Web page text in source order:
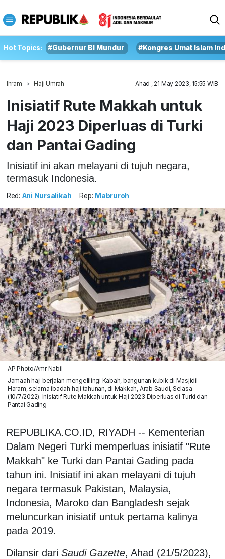
Hot Topics: #Gubernur BI Mundur #Kongres Umat Islam
Ihram Haji Umrah Ahad , 21 May 2023, 15:55 WIB
Inisiatif Rute Makkah untuk
Haji 2023 Diperluas di Turki
dan Pantai Gading
Inisiatif ini akan melayani di tujuh negara,
termasuk Indonesia.
Red: Ani Nursalikah Rep: Mabruroh
AP Photo/Amr Nabil
Jamaah haji berjalan mengelilingi Kabah, bangunan kubik di Masjidil
Haram, selama ibadah haji tahunan, di Makkah, Arab Saudi, Selasa
(10/7/2022). Inisiatif Rute Makkah untuk Haji 2023 Diperluas di Turki dan
Pantai Gading
REPUBLIKA.CO.ID, RIYADH -- Kementerian
Dalam Negeri Turki memperluas inisiatif "Rute
Makkah" ke Turki dan Pantai Gading pada
tahun ini. Inisiatif ini akan melayani di tujuh
negara termasuk Pakistan, Malaysia,
Indonesia, Maroko dan Bangladesh sejak
meluncurkan inisiatif untuk pertama kalinya
pada 2019.
Dilansir dari Saudi Gazette, Ahad (21/5/2023),